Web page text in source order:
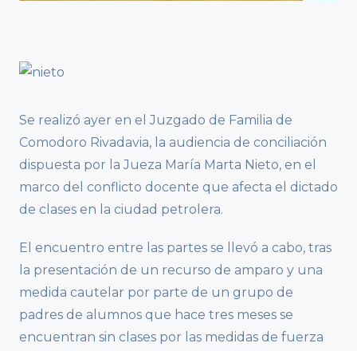
Se realizó ayer en el Juzgado de Familia de
Comodoro Rivadavia, la audiencia de conciliación
dispuesta por la Jueza María Marta Nieto, en el
marco del conflicto docente que afecta el dictado
de clases en la ciudad petrolera.
El encuentro entre las partes se llevó a cabo, tras
la presentación de un recurso de amparo y una
medida cautelar por parte de un grupo de
padres de alumnos que hace tres meses se
encuentran sin clases por las medidas de fuerza